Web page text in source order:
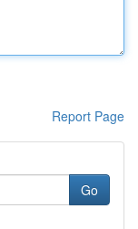
Report Page
Go